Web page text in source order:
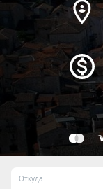
Откуда